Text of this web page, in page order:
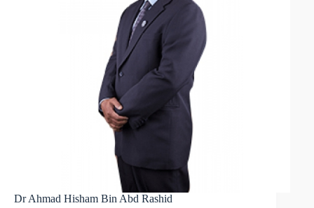
Dr Ahmad Hisham Bin Abd Rashid